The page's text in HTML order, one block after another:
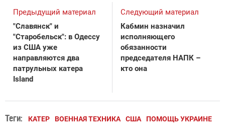
Предыдущий материал
"Славянск" и
"Старобельск": в Одессу
из США уже
направляются два
патрульных катера
Island
Следующий материал
Кабмин назначил
исполняющего
обязанности
председателя НАПК –
кто она
Теги: КАТЕР ВОЕННАЯ ТЕХНИКА США ПОМОЩЬ УКРАИНЕ